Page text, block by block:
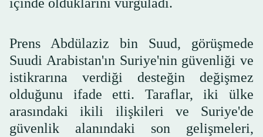
Prens Abdülaziz bin Suud, görüşmede
Suudi Arabistan'ın Suriye'nin güvenliği ve
istikrarına verdiği desteğin değişmez
olduğunu ifade etti. Taraflar, iki ülke
arasındaki ikili ilişkileri ve Suriye'de
güvenlik alanındaki son gelişmeleri,